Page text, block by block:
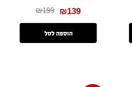
₪199 ₪139
הוספה לסל